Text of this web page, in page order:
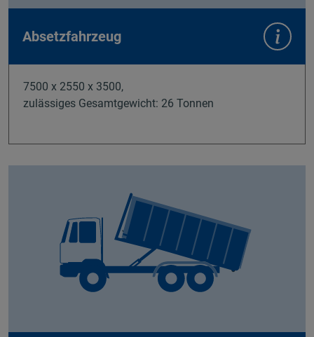
Absetzfahrzeug
7500 x 2550 x 3500,
zulässiges Gesamtgewicht: 26 Tonnen